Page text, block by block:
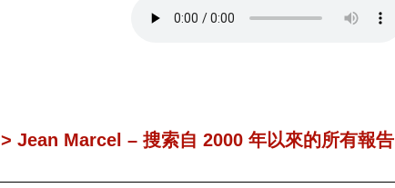
> Jean Marcel – 搜索自 2000 年以來的所有報告